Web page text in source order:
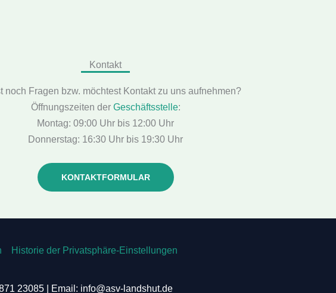
Kontakt
noch Fragen bzw. möchtest Kontakt zu uns aufnehmen?
Öffnungszeiten der Geschäftsstelle:
Montag: 09:00 Uhr bis 12:00 Uhr
Donnerstag: 16:30 Uhr bis 19:30 Uhr
KONTAKTFORMULAR
Historie der Privatsphäre-Einstellungen
23085 | Email: info@asv-landshut.de